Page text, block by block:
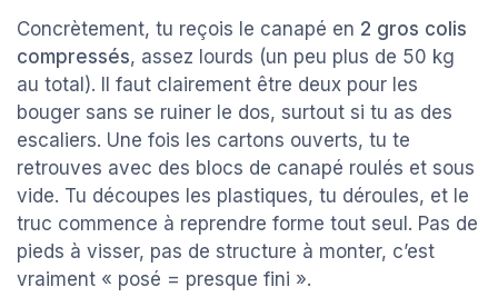
Concrètement, tu reçois le canapé en 2 gros colis
compressés, assez lourds (un peu plus de 50 kg
au total). Il faut clairement être deux pour les
bouger sans se ruiner le dos, surtout si tu as des
escaliers. Une fois les cartons ouverts, tu te
retrouves avec des blocs de canapé roulés et sous
vide. Tu découpes les plastiques, tu déroules, et le
truc commence à reprendre forme tout seul. Pas de
pieds à visser, pas de structure à monter, c’est
vraiment « posé = presque fini ».